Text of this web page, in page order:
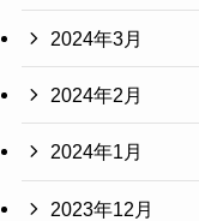
2024年3月
2024年2月
2024年1月
2023年12月